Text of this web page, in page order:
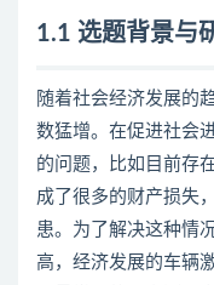
1.1 选题背景与
随着社会经济发展的
数猛增。在促进社会
的问题，比如目前存
成了很多的财产损失
患。为了解决这种情
高，经济发展的车辆